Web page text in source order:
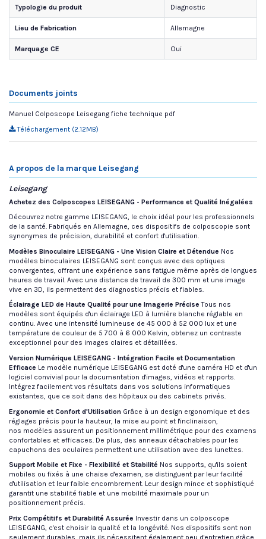
Typologie du produit Diagnostic
Lieu de Fabrication Allemagne
Marquage CE Oui
Documents joints
Manuel Colposcope Leisegang fiche technique pdf
Téléchargement (2.12MB)
A propos de la marque Leisegang
Leisegang
Achetez des Colposcopes LEISEGANG - Performance et Qualité Inégalées
Découvrez notre gamme LEISEGANG, le choix idéal pour les professionnels
de la santé. Fabriqués en Allemagne, ces dispositifs de colposcopie sont
synonymes de précision, durabilité et confort d'utilisation.
Modèles Binoculaire LEISEGANG - Une Vision Claire et Détendue Nos
modèles binoculaires LEISEGANG sont conçus avec des optiques
convergentes, offrant une expérience sans fatigue même après de longues
heures de travail. Avec une distance de travail de 300 mm et une image
vive en 3D, ils permettent des diagnostics précis et fiables.
Éclairage LED de Haute Qualité pour une Imagerie Précise Tous nos
modèles sont équipés d'un éclairage LED à lumière blanche réglable en
continu. Avec une intensité lumineuse de 45 000 à 52 000 lux et une
température de couleur de 5 700 à 6 000 Kelvin, obtenez un contraste
exceptionnel pour des images claires et détaillées.
Version Numérique LEISEGANG - Intégration Facile et Documentation
Efficace Le modèle numérique LEISEGANG est doté d'une caméra HD et d'un
logiciel convivial pour la documentation d'images, vidéos et rapports.
Intégrez facilement vos résultats dans vos solutions informatiques
existantes, que ce soit dans des hôpitaux ou des cabinets privés.
Ergonomie et Confort d'Utilisation Grâce à un design ergonomique et des
réglages précis pour la hauteur, la mise au point et l'inclinaison,
nos modèles assurent un positionnement millimétrique pour des examens
confortables et efficaces. De plus, des anneaux détachables pour les
capuchons des oculaires permettent une utilisation avec des lunettes.
Support Mobile et Fixe - Flexibilité et Stabilité Nos supports, qu'ils soient
mobiles ou fixés à une chaise d'examen, se distinguent par leur facilité
d'utilisation et leur faible encombrement. Leur design mince et sophistiqué
garantit une stabilité fiable et une mobilité maximale pour un
positionnement précis.
Prix Compétitifs et Durabilité Assurée Investir dans un colposcope
LEISEGANG, c'est choisir la qualité et la longévité. Nos dispositifs sont non
seulement durables, mais ils nécessitent également peu d'entretien grâce